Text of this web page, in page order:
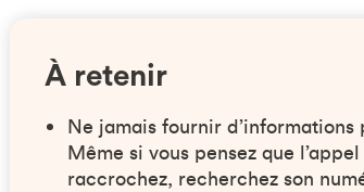
À retenir
Ne jamais fournir d’informations
Même si vous pensez que
raccrochez, recherchez son